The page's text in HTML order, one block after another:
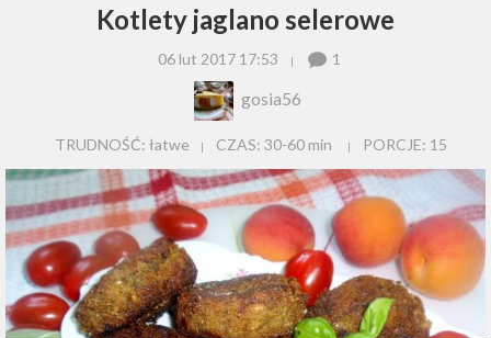
Kotlety jaglano selerowe
06 lut 2017 17:53 1
gosia56
TRUDNOŚĆ: łatwe CZAS:30-60 min PORCJE: 15